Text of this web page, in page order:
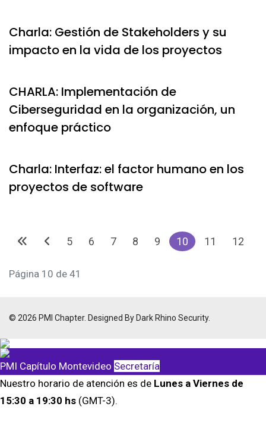
Charla: Gestión de Stakeholders y su
impacto en la vida de los proyectos
CHARLA: Implementación de
Ciberseguridad en la organización, un
enfoque práctico
Charla: Interfaz: el factor humano en los
proyectos de software
5 6 7 8 9 10 11 12
Página 10 de 41
© 2026 PMI Chapter. Designed By Dark Rhino Security.
PMI Capítulo Montevideo Secretaría
Nuestro horario de atención es de Lunes a Viernes de
15:30 a 19:30 hs (GMT-3).